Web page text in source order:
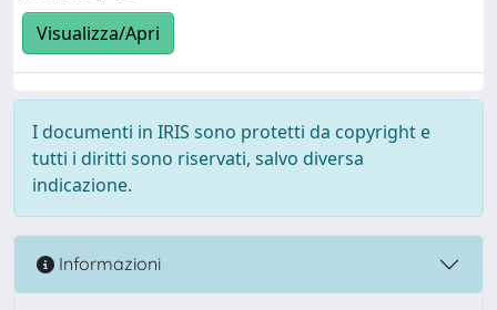
Visualizza/Apri
I documenti in IRIS sono protetti da copyright e
tutti i diritti sono riservati, salvo diversa
indicazione.
Informazioni